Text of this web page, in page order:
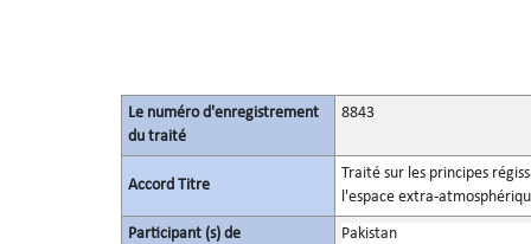
Le numéro d'enregistrement
du traité
8843
Accord Titre
Traité sur les principes
l'espace extra-
Participant (s) de Pakistan